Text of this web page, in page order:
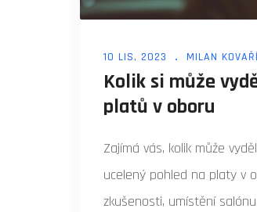
10 LIS, 2023 MILAN
Kolik si může
platů v oboru
Zajímá vás, kolik může
ucelený pohled na platy v
zkušenosti, umístění